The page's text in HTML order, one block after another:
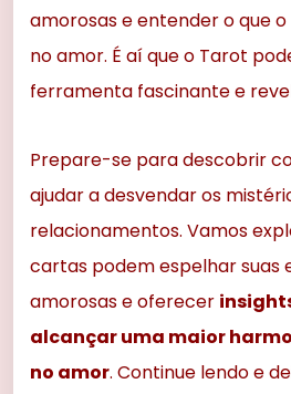
amorosas e entender o que
no amor. É aí que o Tarot
ferramenta fascinante e
Prepare-se para descobrir
ajudar a desvendar os
relacionamentos. Vamos
cartas podem espelhar suas
amorosas e oferecer
alcançar uma maior
no amor. Continue lendo e